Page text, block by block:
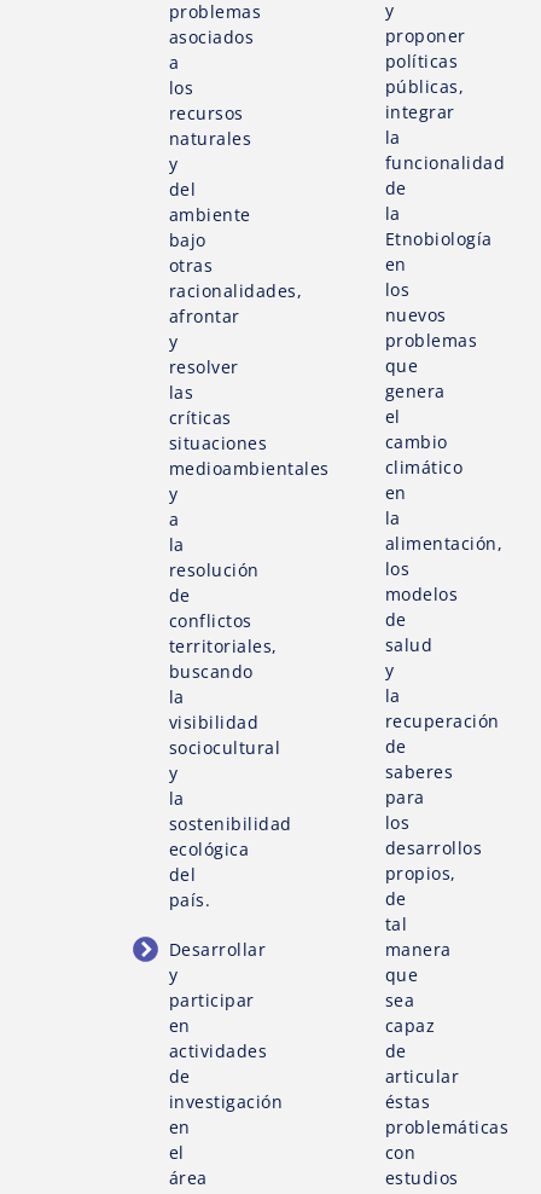
problemas
asociados
a
los
recursos
naturales
y
del
ambiente
bajo
otras
racionalidades,
afrontar
y
resolver
las
críticas
situaciones
medioambientales
y
a
la
resolución
de
conflictos
territoriales,
buscando
la
visibilidad
sociocultural
y
la
sostenibilidad
ecológica
del
país.
Desarrollar
y
participar
en
actividades
de
investigación
en
el
área
y
proponer
políticas
públicas,
integrar
la
funcionalidad
de
la
Etnobiología
en
los
nuevos
problemas
que
genera
el
cambio
climático
en
la
alimentación,
los
modelos
de
salud
y
la
recuperación
de
saberes
para
los
desarrollos
propios,
de
tal
manera
que
sea
capaz
de
articular
éstas
problemáticas
con
estudios